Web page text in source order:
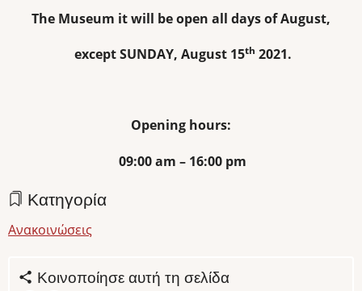
The Museum it will be open all days of August,
except SUNDAY, August 15th 2021.
Opening hours:
09:00 am – 16:00 pm
Κατηγορία
Ανακοινώσεις
Κοινοποίησε αυτή τη σελίδα